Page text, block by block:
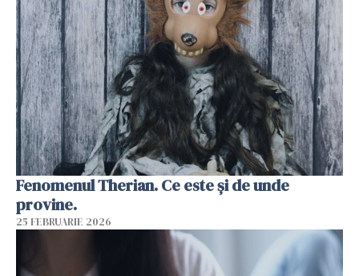
Fenomenul Therian. Ce este și de unde
provine.
25 FEBRUARIE 2026